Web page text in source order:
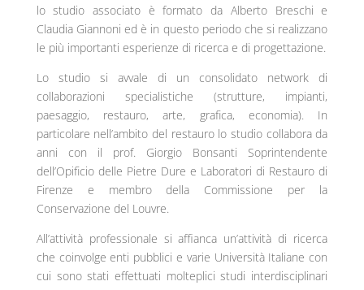
lo studio associato è formato da Alberto Breschi e
Claudia Giannoni ed è in questo periodo che si realizzano
le più importanti esperienze di ricerca e di progettazione.
Lo studio si avvale di un consolidato network di
collaborazioni specialistiche (strutture, impianti,
paesaggio, restauro, arte, grafica, economia). In
particolare nell’ambito del restauro lo studio collabora da
anni con il prof. Giorgio Bonsanti Soprintendente
dell’Opificio delle Pietre Dure e Laboratori di Restauro di
Firenze e membro della Commissione per la
Conservazione del Louvre.
All’attività professionale si affianca un’attività di ricerca
che coinvolge enti pubblici e varie Università Italiane con
cui sono stati effettuati molteplici studi interdisciplinari